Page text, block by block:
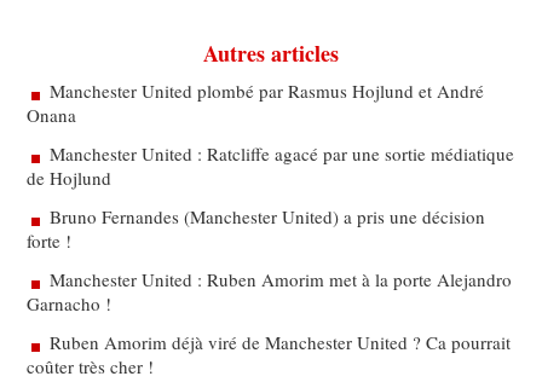
Autres articles
Manchester United plombé par Rasmus Hojlund et André
Onana
Manchester United : Ratcliffe agacé par une sortie médiatique
de Hojlund
Bruno Fernandes (Manchester United) a pris une décision
forte !
Manchester United : Ruben Amorim met à la porte Alejandro
Garnacho !
Ruben Amorim déjà viré de Manchester United ? Ca pourrait
coûter très cher !